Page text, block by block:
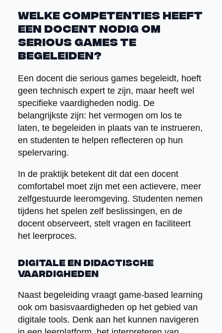
Welke competenties heeft
een docent nodig om
serious games te
begeleiden?
Een docent die serious games begeleidt, hoeft
geen technisch expert te zijn, maar heeft wel
specifieke vaardigheden nodig. De
belangrijkste zijn: het vermogen om los te
laten, te begeleiden in plaats van te instrueren,
en studenten te helpen reflecteren op hun
spelervaring.
In de praktijk betekent dit dat een docent
comfortabel moet zijn met een actievere, meer
zelfgestuurde leeromgeving. Studenten nemen
tijdens het spelen zelf beslissingen, en de
docent observeert, stelt vragen en faciliteert
het leerproces.
Digitale en didactische
vaardigheden
Naast begeleiding vraagt game-based learning
ook om basisvaardigheden op het gebied van
digitale tools. Denk aan het kunnen navigeren